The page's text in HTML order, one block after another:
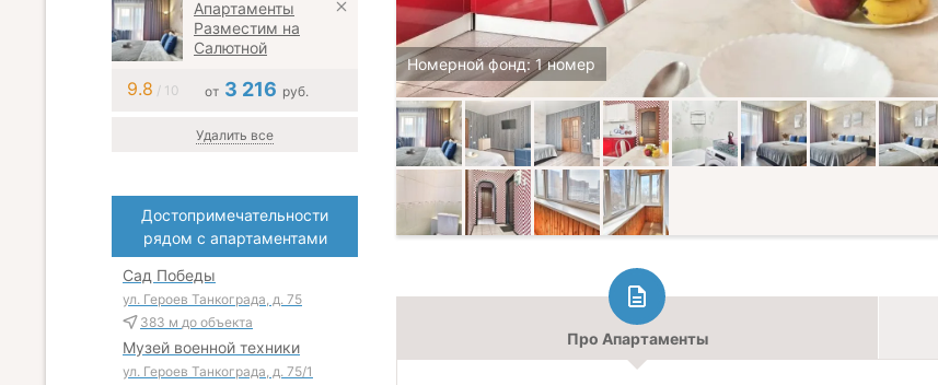
Номерной фонд: 1 номер
Про Апартаменты
Апартаменты
Разместим на
Салютной
9.8 / 10 от 3 216 руб.
Удалить все
Достопримечательности
рядом с апартаментами
Сад Победы
ул. Героев Танкограда, д. 75
383 м до объекта
Музей военной техники
ул. Героев Танкограда, д. 75/1